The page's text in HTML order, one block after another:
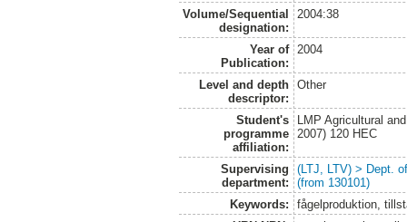
Volume/Sequential
designation:
2004:38
Year of
Publication:
2004
Level and depth
descriptor:
Other
Student's
programme
affiliation:
LMP Agricultural
2007) 120 HEC
Supervising
department:
(LTJ, LTV) > Dept.
(from 130101)
Keywords:
fågelproduktion,